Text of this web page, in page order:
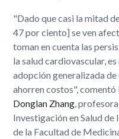
"Dado que casi la mitad
47 por ciento] se ven
toman en cuenta las
la salud cardiovascular,
adopción generalizada
ahorren costos",
Donglan Zhang ,
Investigación en Salud de
de la Facultad de